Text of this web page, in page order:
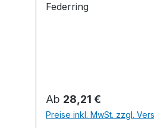
Federring
Regulärer Preis:
Ab 28,21 €
Preise inkl. MwSt. zzgl.